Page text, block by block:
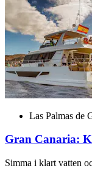
Las Palmas de
Gran Canaria:
Simma i klart vatten